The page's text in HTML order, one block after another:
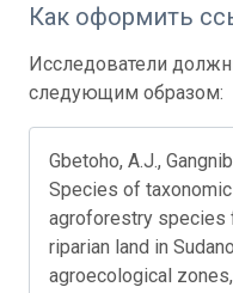
Как оформить
Исследователи
следующим образом:
Gbetoho, A.J.,
Species of
agroforestry species
riparian land in
agroecological zones,